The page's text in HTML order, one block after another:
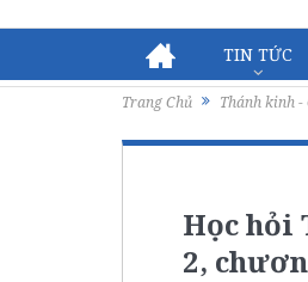
TIN TỨC
Trang Chủ Thánh kinh
Học hỏi
2,